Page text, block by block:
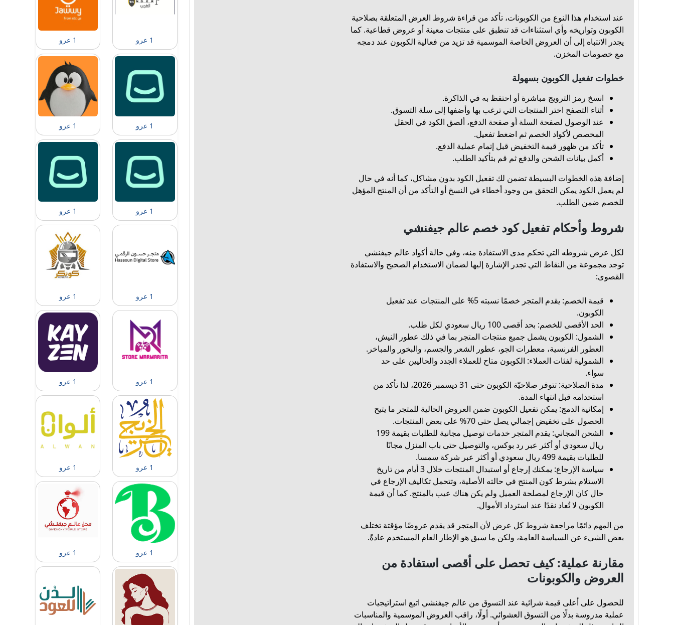
عند استخدام هذا النوع من الكوبونات، تأكد من قراءة شروط العرض المتعلقة بصلاحية
الكوبون وتواريخه وأي استثناءات قد تنطبق على منتجات معينة أو عروض قطاعية. كما
يجدر الانتباه إلى أن العروض الخاصة الموسمية قد تزيد من فعالية الكوبون عند دمجه
مع خصومات المخزن.
خطوات تفعيل الكوبون بسهولة
انسخ رمز الترويج مباشرة أو احتفظ به في الذاكرة.
أثناء التصفح اختر المنتجات التي ترغب بها وأضفها إلى سلة التسوق.
عند الوصول لصفحة السلة أو صفحة الدفع، ألصق الكود في الحقل
المخصص لأكواد الخصم ثم اضغط تفعيل.
تأكد من ظهور قيمة التخفيض قبل إتمام عملية الدفع.
أكمل بيانات الشحن والدفع ثم قم بتأكيد الطلب.
إضافة هذه الخطوات البسيطة تضمن لك تفعيل الكود بدون مشاكل، كما أنه في حال
لم يعمل الكود يمكن التحقق من وجود أخطاء في النسخ أو التأكد من أن المنتج المؤهل
للخصم ضمن الطلب.
شروط وأحكام تفعيل كود خصم عالم جيفنشي
لكل عرض شروطه التي تحكم مدى الاستفادة منه، وفي حالة أكواد عالم جيفنشي
توجد مجموعة من النقاط التي تجدر الإشارة إليها لضمان الاستخدام الصحيح والاستفادة
القصوى:
قيمة الخصم: يقدم المتجر خصمًا نسبته 5% على المنتجات عند تفعيل
الكوبون.
الحد الأقصى للخصم: بحد أقصى 100 ريال سعودي لكل طلب.
الشمول: الكوبون يشمل جميع منتجات المتجر بما في ذلك عطور النيش،
العطور الفرنسية، معطرات الجو، عطور الشعر والجسم، والبخور والمباخر.
الشمولية لفئات العملاء: الكوبون متاح للعملاء الجدد والحاليين على حد
سواء.
مدة الصلاحية: تتوفر صلاحيّة الكوبون حتى 31 ديسمبر 2026، لذا تأكد من
استخدامه قبل انتهاء المدة.
إمكانية الدمج: يمكن تفعيل الكوبون ضمن العروض الحالية للمتجر ما يتيح
الحصول على تخفيض إجمالي يصل حتى 70% على بعض المنتجات.
الشحن المجاني: يقدم المتجر خدمات توصيل مجانية للطلبات بقيمة 199
ريال سعودي أو أكثر عبر رد بوكس، والتوصيل حتى باب المنزل مجانًا
للطلبات بقيمة 499 ريال سعودي أو أكثر عبر شركة سمسا.
سياسة الإرجاع: يمكنك إرجاع أو استبدال المنتجات خلال 3 أيام من تاريخ
الاستلام بشرط كون المنتج في حالته الأصلية، وتتحمل تكاليف الإرجاع في
حال كان الإرجاع لمصلحة العميل ولم يكن هناك عيب بالمنتج. كما أن قيمة
الكوبون لا تُعاد نقدًا عند استرداد الأموال.
من المهم دائمًا مراجعة شروط كل عرض لأن المتجر قد يقدم عروضًا مؤقتة تختلف
بعض الشيء عن السياسة العامة، ولكن ما سبق هو الإطار العام المستخدم عادةً.
مقارنة عملية: كيف تحصل على أقصى استفادة من
العروض والكوبونات
للحصول على أعلى قيمة شرائية عند التسوق من عالم جيفنشي اتبع استراتيجيات
عملية مدروسة بدلًا من التسوق العشوائي. أولًا، راقب العروض الموسمية والمناسبات
1 عرو 1 عرو
1 عرو 1 عرو
1 عرو 1 عرو
1 عرو 1 عرو
1 عرو 1 عرو
1 عرو 1 عرو
1 عرو 1 عرو